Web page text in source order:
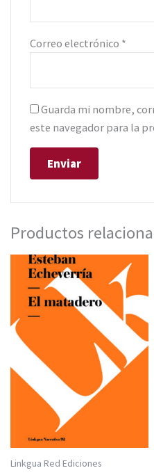
Correo electrónico *
Guarda mi nombre,
este navegador para la
Productos
Linkgua Red Ediciones